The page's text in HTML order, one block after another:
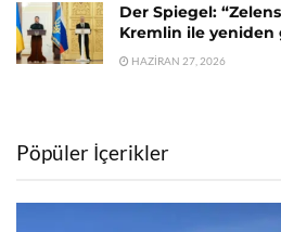
Der Spiegel:
Kremlin ile yeniden
HAZIRAN 27, 2026
Pöpüler İçerikler